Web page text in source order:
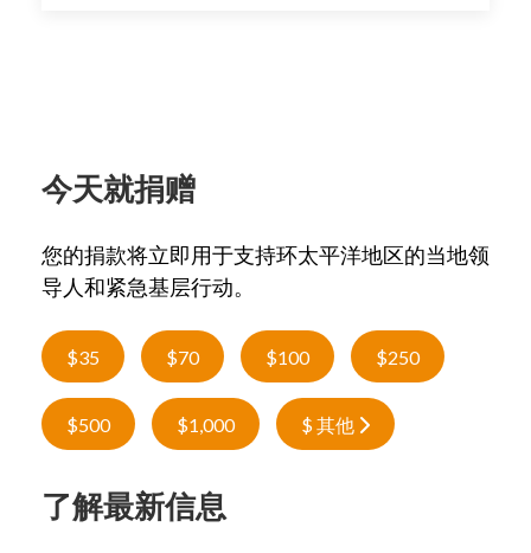
今天就捐赠
您的捐款将立即用于支持环太平洋地区的当地领
导人和紧急基层行动。
$35 $70 $100 $250
$500 $1,000 $ 其他
了解最新信息